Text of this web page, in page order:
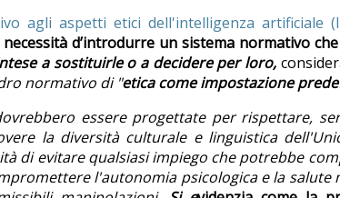
agli aspetti etici dell'intelligenza artificiale
necessità d’introdurre un sistema normativo
a sostituirle o a decidere per loro,
normativo di "etica come impostazione
essere progettate per rispettare,
la diversità culturale e linguistica
di evitare qualsiasi impiego che potrebbe
l'autonomia psicologica e la salute